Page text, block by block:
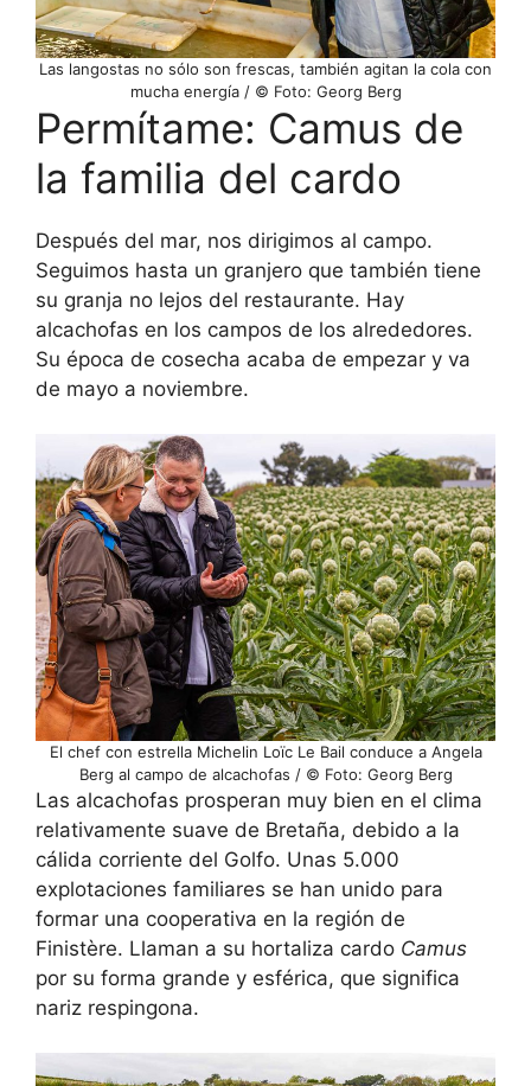
Las langostas no sólo son frescas, también agitan la cola con
mucha energía / © Foto: Georg Berg
Permítame: Camus de
la familia del cardo
Después del mar, nos dirigimos al campo.
Seguimos hasta un granjero que también tiene
su granja no lejos del restaurante. Hay
alcachofas en los campos de los alrededores.
Su época de cosecha acaba de empezar y va
de mayo a noviembre.
El chef con estrella Michelin Loïc Le Bail conduce a Angela
Berg al campo de alcachofas / © Foto: Georg Berg
Las alcachofas prosperan muy bien en el clima
relativamente suave de Bretaña, debido a la
cálida corriente del Golfo. Unas 5.000
explotaciones familiares se han unido para
formar una cooperativa en la región de
Finistère. Llaman a su hortaliza cardo Camus
por su forma grande y esférica, que significa
nariz respingona.